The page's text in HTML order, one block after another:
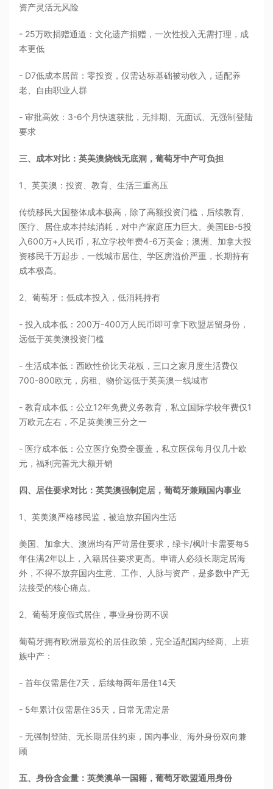
资产灵活无风险
- 25万欧捐赠通道：文化遗产捐赠，一次性投入无需打理，成
本更低
- D7低成本居留：零投资，仅需达标基础被动收入，适配养
老、自由职业人群
- 审批高效：3-6个月快速获批，无排期、无面试、无强制登陆
要求
三、成本对比：英美澳烧钱无底洞，葡萄牙中产可负担
1、英美澳：投资、教育、生活三重高压
传统移民大国整体成本极高，除了高额投资门槛，后续教育、
医疗、居住成本持续消耗，对中产家庭压力巨大。美国EB-5投
入600万+人民币，私立学校年费4-6万美金；澳洲、加拿大投
资移民千万起步，一线城市居住、学区房溢价严重，长期持有
成本极高。
2、葡萄牙：低成本投入，低消耗持有
- 投入成本低：200万-400万人民币即可拿下欧盟居留身份，
远低于英美澳投资门槛
- 生活成本低：西欧性价比天花板，三口之家月度生活费仅
700-800欧元，房租、物价远低于英美澳一线城市
- 教育成本低：公立12年免费义务教育，私立国际学校年费仅1
万欧元左右，不足英美澳三分之一
- 医疗成本低：公立医疗免费全覆盖，私立医保每月仅几十欧
元，福利完善无大额开销
四、居住要求对比：英美澳强制定居，葡萄牙兼顾国内事业
1、英美澳严格移民监，被迫放弃国内生活
美国、加拿大、澳洲均有严苛居住要求，绿卡/枫叶卡需要每5
年住满2年以上，入籍居住要求更高。申请人必须长期定居海
外，不得不放弃国内生意、工作、人脉与资产，是多数中产无
法接受的核心痛点。
2、葡萄牙度假式居住，事业身份两不误
葡萄牙拥有欧洲最宽松的居住政策，完全适配国内经商、上班
族中产：
- 首年仅需居住7天，后续每两年居住14天
- 5年累计仅需居住35天，日常无需定居
- 无强制登陆、无长期居住约束，国内事业、海外身份双向兼
顾
五、身份含金量：英美澳单一国籍，葡萄牙欧盟通用身份